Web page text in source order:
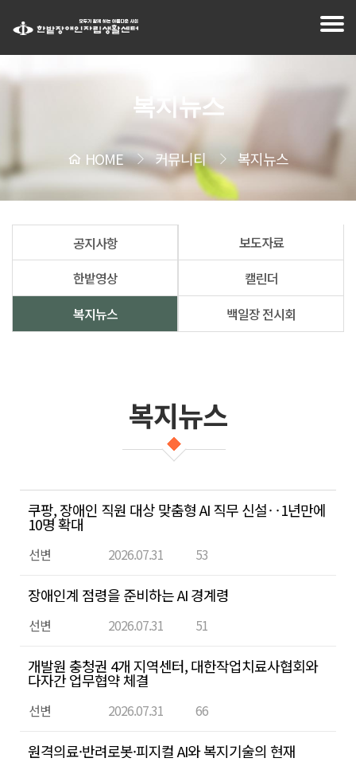
복지뉴스
HOME 커뮤니티 복지뉴스
공지사항
보도자료
한밭영상
캘린더
복지뉴스
백일장 전시회
복지뉴스
복
지
뉴
스
목
번
호,
제
목,
작
쿠팡, 장애인 직원 대상 맞춤형 AI 직무 신설‥1년만에
10명 확대
선변 2026.07.31 53
장애인계 점령을 준비하는 AI 경계령
선변 2026.07.31 51
개발원 충청권 4개 지역센터, 대한작업치료사협회와
다자간 업무협약 체결
선변 2026.07.31 66
원격의료·반려로봇·피지컬 AI와 복지기술의 현재